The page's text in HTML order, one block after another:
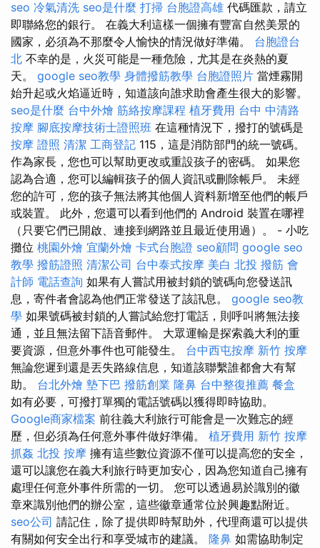
seo 冷氣清洗 seo是什麼 打掃 台胞證高雄 代碼匯款，請立
即聯絡您的銀行。 在義大利這樣一個擁有豐富自然美景的
國家，必須為不那麼令人愉快的情況做好準備。 台胞證台
北 不幸的是，火災可能是一種危險，尤其是在炎熱的夏
天。 google seo教學 身體撥筋教學 台胞證照片 當煙霧開
始升起或火焰逼近時，知道該向誰求助會產生很大的影響。
seo是什麼 台中外燴 筋絡按摩課程 植牙費用 台中 中清路
按摩 腳底按摩技術士證照班 在這種情況下，撥打的號碼是
按摩 證照 清潔 工商登記 115，這是消防部門的統一號碼。
作為家長，您也可以幫助更改或重設孩子的密碼。 如果您
認為合適，您可以編輯孩子的個人資訊或刪除帳戶。 未經
您的許可，您的孩子無法將其他個人資料新增至他們的帳戶
或裝置。 此外，您還可以看到他們的 Android 裝置在哪裡
（只要它們已開啟、連接到網路並且最近使用過）。 - 小吃
攤位 桃園外燴 宜蘭外燴 卡式台胞證 seo顧問 google seo
教學 撥筋證照 清潔公司 台中泰式按摩 美白 北投 撥筋 會
計師 電話查詢 如果有人嘗試用被封鎖的號碼向您發送訊
息，寄件者會認為他們正常發送了該訊息。 google seo教
學 如果號碼被封鎖的人嘗試給您打電話，則呼叫將無法接
通，並且無法留下語音郵件。 大眾運輸是探索義大利的重
要資源，但意外事件也可能發生。 台中西屯按摩 新竹 按摩
無論您遲到還是丟失路線信息，知道該聯繫誰都會大有幫
助。 台北外燴 墊下巴 撥筋創業 隆鼻 台中整復推薦 餐盒
如有必要，可撥打單獨的電話號碼以獲得即時協助。
Google商家檔案 前往義大利旅行可能會是一次難忘的經
歷，但必須為任何意外事件做好準備。 植牙費用 新竹 按摩
抓姦 北投 按摩 擁有這些數位資源不僅可以提高您的安全，
還可以讓您在義大利旅行時更加安心，因為您知道自己擁有
處理任何意外事件所需的一切。 您可以透過易於識別的徽
章來識別他們的辦公室，這些徽章通常位於興趣點附近。
seo公司 請記住，除了提供即時幫助外，代理商還可以提供
有關如何安全出行和享受城市的建議。 隆鼻 如需協助制定